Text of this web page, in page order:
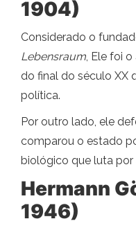
1904)
Considerado o
Lebensraum , Ele foi
do final do século XX
política.
Por outro lado, ele
comparou o estado
biológico que luta por
Hermann
1946)